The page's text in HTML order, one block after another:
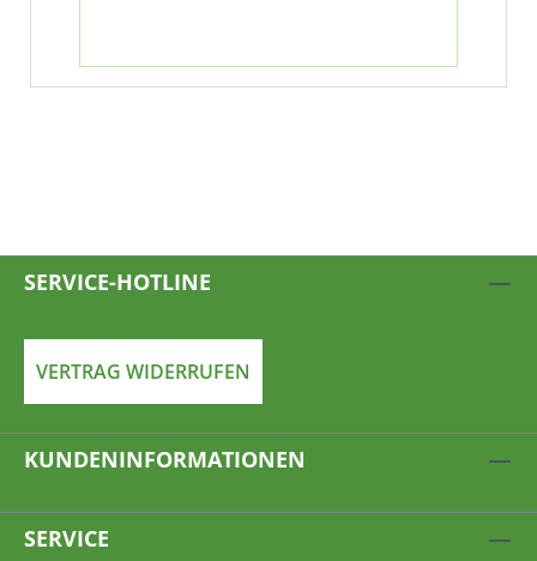
SERVICE-HOTLINE
VERTRAG WIDERRUFEN
KUNDENINFORMATIONEN
SERVICE